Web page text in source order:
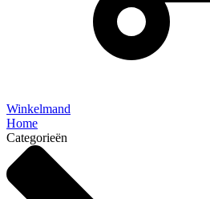
Winkelmand
Home
Categorieën